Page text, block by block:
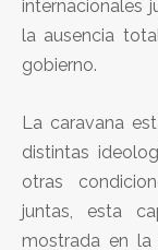
internacionales
la ausencia
gobierno.
La caravana
distintas
otras
juntas, esta
mostrada en la